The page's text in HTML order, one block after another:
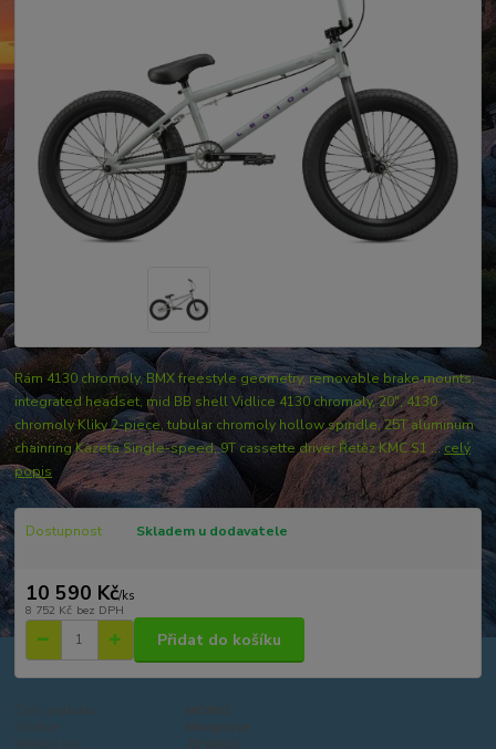
Rám 4130 chromoly, BMX freestyle geometry, removable brake mounts,
integrated headset, mid BB shell Vidlice 4130 chromoly, 20", 4130
chromoly Kliky 2-piece, tubular chromoly hollow spindle, 25T aluminum
chainring Kazeta Single-speed, 9T cassette driver Řetěz KMC S1 ...celý
popis
Dostupnost Skladem u dodavatele
10 590 Kč/ks
8 752 Kč bez DPH
Přidat do košíku